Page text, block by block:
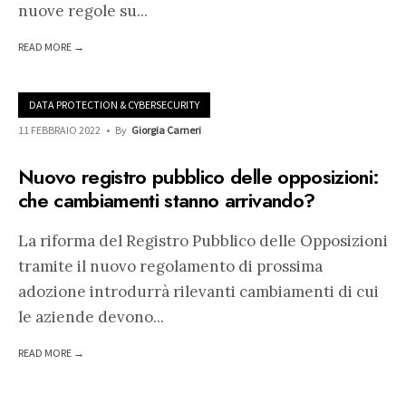
nuove regole su...
READ MORE →
DATA PROTECTION & CYBERSECURITY
11 FEBBRAIO 2022 • By Giorgia Carneri
Nuovo registro pubblico delle opposizioni:
che cambiamenti stanno arrivando?
La riforma del Registro Pubblico delle Opposizioni
tramite il nuovo regolamento di prossima
adozione introdurrà rilevanti cambiamenti di cui
le aziende devono...
READ MORE →